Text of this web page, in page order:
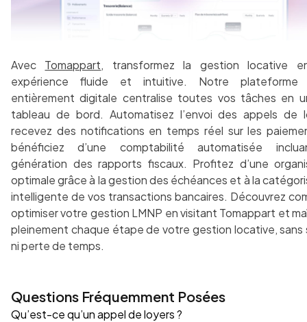
Avec Tomappart, transformez la gestion locative
expérience fluide et intuitive. Notre plateforme
entièrement digitale centralise toutes vos tâches en
tableau de bord. Automatisez l’envoi des appels de
recevez des notifications en temps réel sur les
bénéficiez d’une comptabilité automatisée
génération des rapports fiscaux. Profitez d’une
optimale grâce à la gestion des échéances et à la
intelligente de vos transactions bancaires. Découvrez
optimiser votre gestion LMNP en visitant Tomappart et
pleinement chaque étape de votre gestion locative, sans
ni perte de temps.
Questions Fréquemment Posées
Qu’est-ce qu’un appel de loyers ?